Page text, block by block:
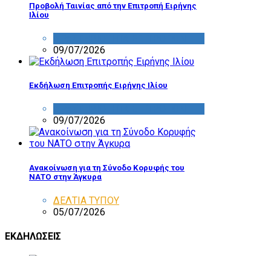
Προβολή Ταινίας από την Επιτροπή Ειρήνης
Ιλίου
09/07/2026
Εκδήλωση Επιτροπής Ειρήνης Ιλίου
09/07/2026
Ανακοίνωση για τη Σύνοδο Κορυφής του
ΝΑΤΟ στην Άγκυρα
ΔΕΛΤΙΑ ΤΥΠΟΥ
05/07/2026
ΕΚΔΗΛΩΣΕΙΣ